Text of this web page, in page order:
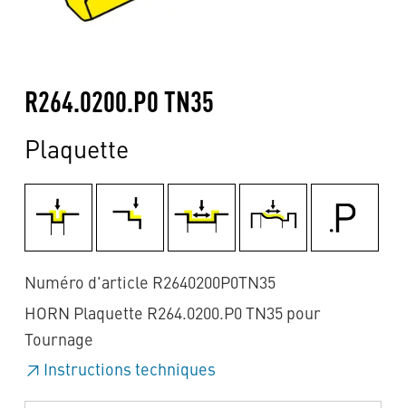
R264.0200.P0 TN35
Plaquette
Numéro d'article R2640200P0TN35
HORN Plaquette R264.0200.P0 TN35 pour
Tournage
Instructions techniques